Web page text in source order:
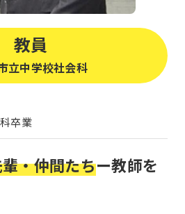
教員
立中学校社会科
卒業
・仲間たちー教師を